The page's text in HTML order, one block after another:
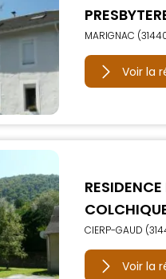
MARIGNAC
Voir la
RESIDENCE
CIERP-GAUD
Voir la